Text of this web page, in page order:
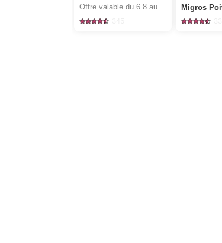
Offre valable du 6.8 au 12.8.2026, jusqu’à épuisement du stock.
Migros